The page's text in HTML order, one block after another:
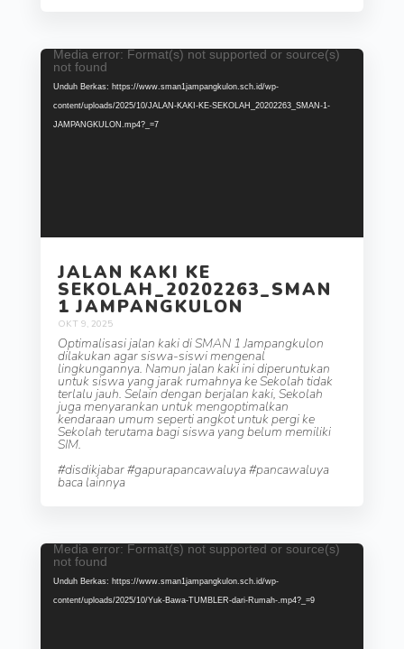
Pemutar
Video
Media error: Format(s) not supported or source(s)
not found
Unduh Berkas: https://www.sman1jampangkulon.sch.id/wp-
content/uploads/2025/10/JALAN-KAKI-KE-SEKOLAH_20202263_SMAN-1-
JAMPANGKULON.mp4?_=7
JALAN KAKI KE
SEKOLAH_20202263_SMAN
1 JAMPANGKULON
OKT 9, 2025
Optimalisasi jalan kaki di SMAN 1 Jampangkulon
dilakukan agar siswa-siswi mengenal
lingkungannya. Namun jalan kaki ini diperuntukan
untuk siswa yang jarak rumahnya ke Sekolah tidak
terlalu jauh. Selain dengan berjalan kaki, Sekolah
juga menyarankan untuk mengoptimalkan
kendaraan umum seperti angkot untuk pergi ke
Sekolah terutama bagi siswa yang belum memiliki
SIM.
#disdikjabar #gapurapancawaluya #pancawaluya
baca lainnya
Pemutar
Video
Media error: Format(s) not supported or source(s)
not found
Unduh Berkas: https://www.sman1jampangkulon.sch.id/wp-
content/uploads/2025/10/Yuk-Bawa-TUMBLER-dari-Rumah-.mp4?_=9